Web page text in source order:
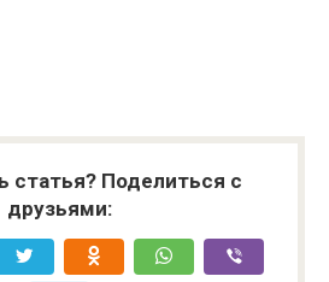
статья? Поделиться с
друзьями: